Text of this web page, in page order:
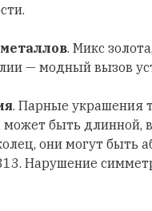
. Микс
— модный вызов
. Парные украшения
может быть длинной,
они могут быть
Нарушение